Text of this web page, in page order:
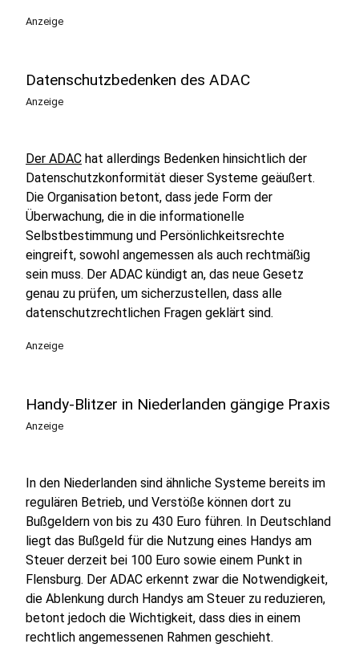
Anzeige
Datenschutzbedenken des ADAC
Anzeige
Der ADAC hat allerdings Bedenken hinsichtlich der
Datenschutzkonformität dieser Systeme geäußert.
Die Organisation betont, dass jede Form der
Überwachung, die in die informationelle
Selbstbestimmung und Persönlichkeitsrechte
eingreift, sowohl angemessen als auch rechtmäßig
sein muss. Der ADAC kündigt an, das neue Gesetz
genau zu prüfen, um sicherzustellen, dass alle
datenschutzrechtlichen Fragen geklärt sind.
Anzeige
Handy-Blitzer in Niederlanden gängige Praxis
Anzeige
In den Niederlanden sind ähnliche Systeme bereits im
regulären Betrieb, und Verstöße können dort zu
Bußgeldern von bis zu 430 Euro führen. In Deutschland
liegt das Bußgeld für die Nutzung eines Handys am
Steuer derzeit bei 100 Euro sowie einem Punkt in
Flensburg. Der ADAC erkennt zwar die Notwendigkeit,
die Ablenkung durch Handys am Steuer zu reduzieren,
betont jedoch die Wichtigkeit, dass dies in einem
rechtlich angemessenen Rahmen geschieht.